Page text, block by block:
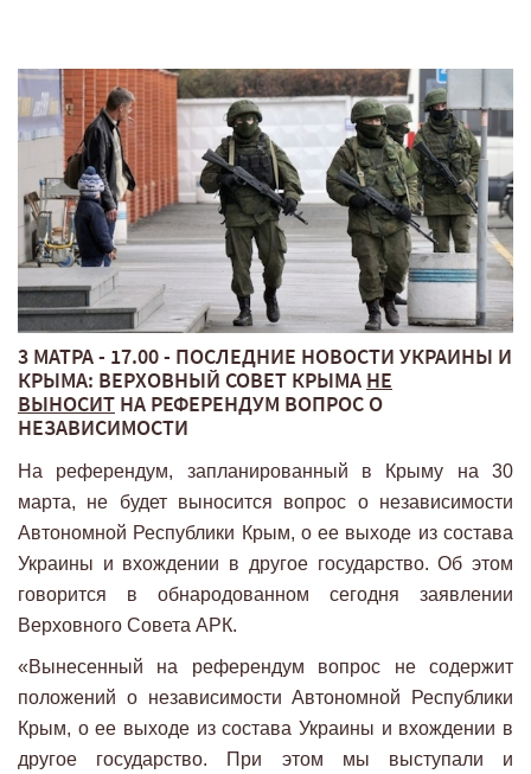
3 МАТРА - 17.00 - ПОСЛЕДНИЕ НОВОСТИ УКРАИНЫ И
КРЫМА: ВЕРХОВНЫЙ СОВЕТ КРЫМА НЕ
ВЫНОСИТ НА РЕФЕРЕНДУМ ВОПРОС О
НЕЗАВИСИМОСТИ
На референдум, запланированный в Крыму на 30
марта, не будет выносится вопрос о независимости
Автономной Республики Крым, о ее выходе из состава
Украины и вхождении в другое государство. Об этом
говорится в обнародованном сегодня заявлении
Верховного Совета АРК.
«Вынесенный на референдум вопрос не содержит
положений о независимости Автономной Республики
Крым, о ее выходе из состава Украины и вхождении в
другое государство. При этом мы выступали и